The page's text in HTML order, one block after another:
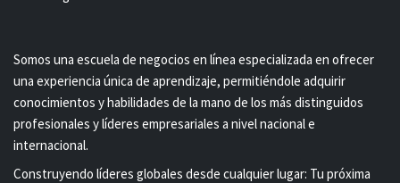
Somos una escuela de negocios en línea especializada en ofrecer
una experiencia única de aprendizaje, permitiéndole adquirir
conocimientos y habilidades de la mano de los más distinguidos
profesionales y líderes empresariales a nivel nacional e
internacional.
Construyendo líderes globales desde cualquier lugar: Tu próxima